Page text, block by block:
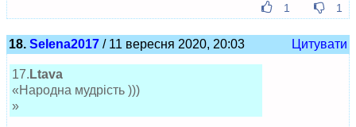
1 1
18. Selena2017 / 11 вересня 2020, 20:03 Цитувати
17. Ltava
«Народна мудрість )))
»